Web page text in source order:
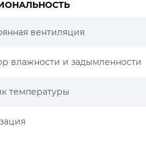
вентиляция
влажности и задымленности
температуры